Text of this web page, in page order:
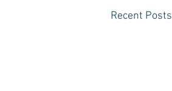
Recent Posts